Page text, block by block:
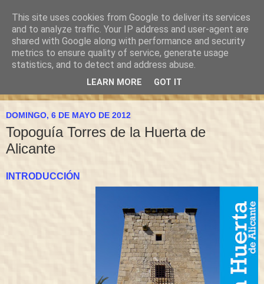
DOMINGO, 6 DE MAYO DE 2012
Topoguía Torres de la Huerta de
Alicante
INTRODUCCIÓN
This site uses cookies from Google to deliver its services
and to analyze traffic. Your IP address and user-agent are
shared with Google along with performance and security
metrics to ensure quality of service, generate usage
statistics, and to detect and address abuse.
LEARN MORE GOT IT